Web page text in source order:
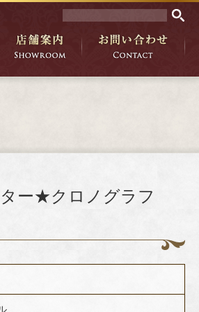
ー★クロノグラフ